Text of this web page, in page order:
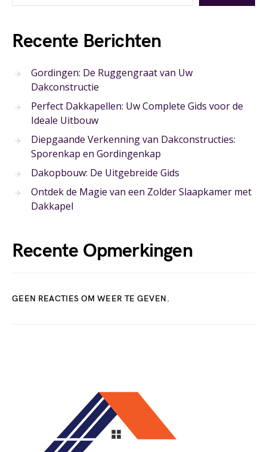
Recente Berichten
Gordingen: De Ruggengraat van Uw
Dakconstructie
Perfect Dakkapellen: Uw Complete Gids voor de
Ideale Uitbouw
Diepgaande Verkenning van Dakconstructies:
Sporenkap en Gordingenkap
Dakopbouw: De Uitgebreide Gids
Ontdek de Magie van een Zolder Slaapkamer met
Dakkapel
Recente Opmerkingen
GEEN REACTIES OM WEER TE GEVEN.